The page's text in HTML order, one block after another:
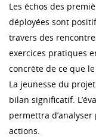
Les échos des
déployées sont
travers des
exercices pratiques
concrète de ce que
La jeunesse du
bilan significatif.
permettra
actions.